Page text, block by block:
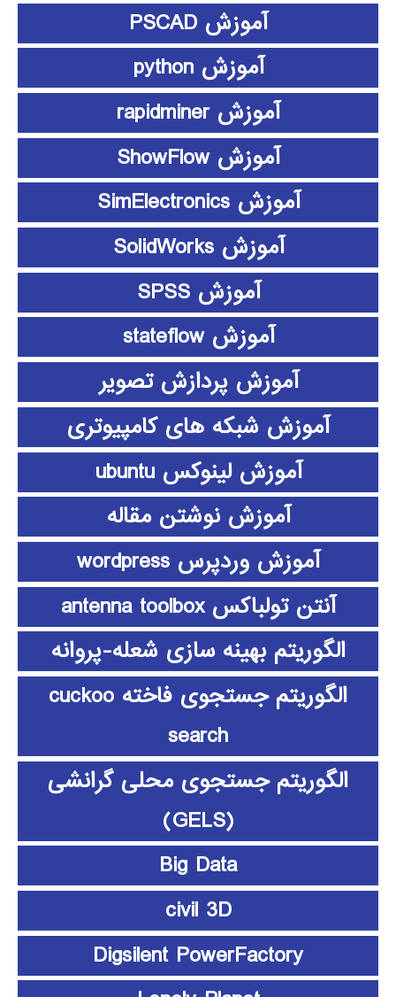
آموزش PSCAD
آموزش python
آموزش rapidminer
آموزش ShowFlow
آموزش SimElectronics
آموزش SolidWorks
آموزش SPSS
آموزش stateflow
آموزش پردازش تصویر
آموزش شبکه های کامپیوتری
آموزش لینوکس ubuntu
آموزش نوشتن مقاله
آموزش وردپرس wordpress
آنتن تولباکس antenna toolbox
الگوریتم بهینه سازی شعله-پروانه
الگوریتم جستجوی فاخته cuckoo
search
الگوریتم جستجوی محلی گرانشی
(GELS)
Big Data
civil 3D
Digsilent PowerFactory